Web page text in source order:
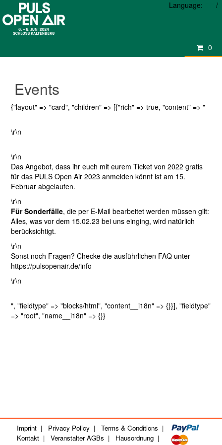
Language: /
0
Events
{"layout" => "card", "children" => [{"rich" => true, "content" => "
\r\n
\r\n
Das Angebot, dass ihr euch mit eurem Ticket von 2022 gratis
für das PULS Open Air 2023 anmelden könnt ist am 15.
Februar abgelaufen.
\r\n
Für Sonderfälle, die per E-Mail bearbeitet werden müssen gilt:
Alles, was vor dem 15.02.23 bei uns einging, wird natürlich
berücksichtigt.
\r\n
Sonst noch Fragen? Checke die ausführlichen FAQ unter
https://pulsopenair.de/info
\r\n
", "fieldtype" => "blocks/html", "content__i18n" => {}}], "fieldtype"
=> "root", "name__i18n" => {}}
Imprint | Privacy Policy | Terms & Conditions |
Kontakt | Veranstalter AGBs | Hausordnung |